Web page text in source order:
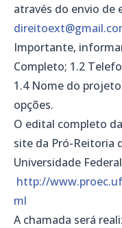
através do envio de
Importante,
Completo; 1.2
1.4 Nome do
opções.
O edital completo
site da Pró-Reitoria
Universidade
http://
ml
A chamada será